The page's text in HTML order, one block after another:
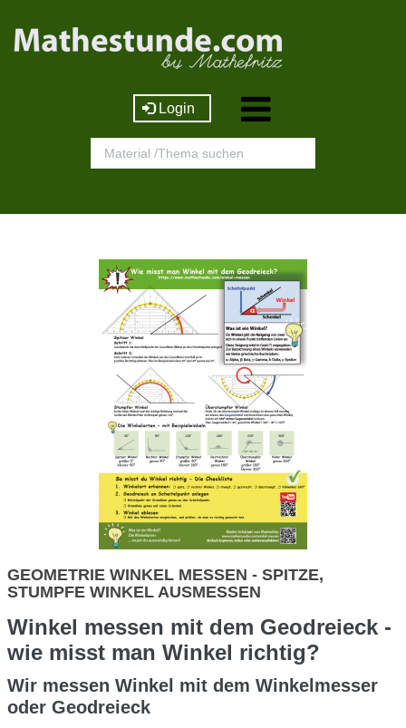
Login
GEOMETRIE WINKEL MESSEN - SPITZE,
STUMPFE WINKEL AUSMESSEN
Winkel messen mit dem Geodreieck -
wie misst man Winkel richtig?
Wir messen Winkel mit dem Winkelmesser
oder Geodreieck